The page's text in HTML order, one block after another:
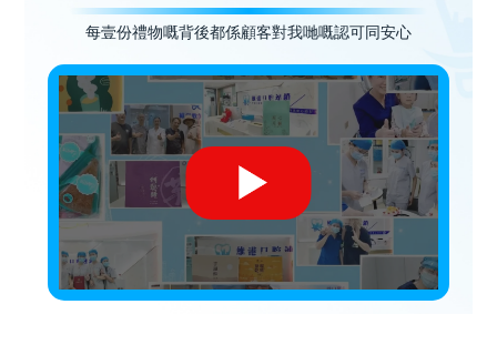
每壹份禮物嘅背後都係顧客對我哋嘅認可同安心